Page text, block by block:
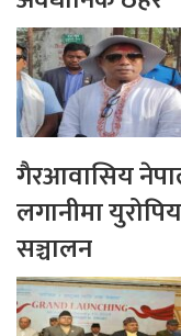
गैरआवासिय
लगानीमा
सञ्चालन